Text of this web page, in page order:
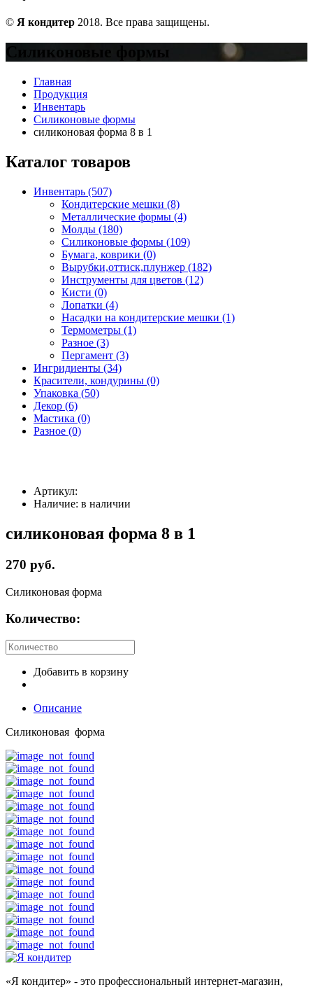
© Я кондитер 2018. Все права защищены.
Силиконовые формы
Главная
Продукция
Инвентарь
Силиконовые формы
силиконовая форма 8 в 1
Каталог товаров
Инвентарь (507)
Кондитерские мешки (8)
Металлические формы (4)
Молды (180)
Силиконовые формы (109)
Бумага, коврики (0)
Вырубки,оттиск,плунжер (182)
Инструменты для цветов (12)
Кисти (0)
Лопатки (4)
Насадки на кондитерские мешки (1)
Термометры (1)
Разное (3)
Пергамент (3)
Ингридиенты (34)
Красители, кондурины (0)
Упаковка (50)
Декор (6)
Мастика (0)
Разное (0)
Артикул:
Наличие: в наличии
силиконовая форма 8 в 1
270 руб.
Силиконовая форма
Количество:
Добавить в корзину
Описание
Силиконовая форма
«Я кондитер» - это профессиональный интернет-магазин,